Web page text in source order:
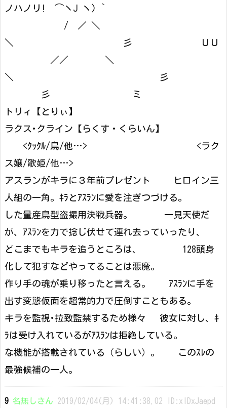
ノハノリ! ⌒ヽJ ヽ) `
/ ／ ＼
＼ 彡 ＵＵ
／／ ＼
＼ 彡
彡 ミ
トリィ【とりぃ】
ラクス･クライン【らくす・くらいん】
<ｸｯｸﾙ/鳥/他…> <ラク
ス嬢/歌姫/他…>
アスランがキラに３年前プレゼント ヒロイン三
人組の一角。ｷﾗとｱｽﾗﾝに愛を注ぎつづける。
した量産鳥型盗撮用決戦兵器。 一見天使だ
が、ｱｽﾗﾝを力で捻じ伏せて連れ去っていったり、
どこまでもキラを追うところは、 128頭身
化して犯すなどやってることは悪魔。
作り手の魂が乗り移ったと言える。 ｱｽﾗﾝに手を
出す変態仮面を超常的力で圧倒すこともある。
キラを監視･拉致監禁するため様々 彼女に対し、ｷ
ﾗは受け入れているがｱｽﾗﾝは拒絶している。
な機能が搭載されている（らしい）。 このｽﾚの
最強候補の一人。
9 名無しさん 2019/02/04(月) 14:41:38.02 ID:xlDxJaepd